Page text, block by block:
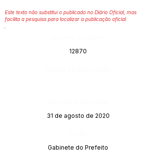
Este texto não substitui o publicado no Diário Oficial, mas
facilita a pesquisa para localizar a publicação oficial.
12870
31 de agosto de 2020
Gabinete do Prefeito